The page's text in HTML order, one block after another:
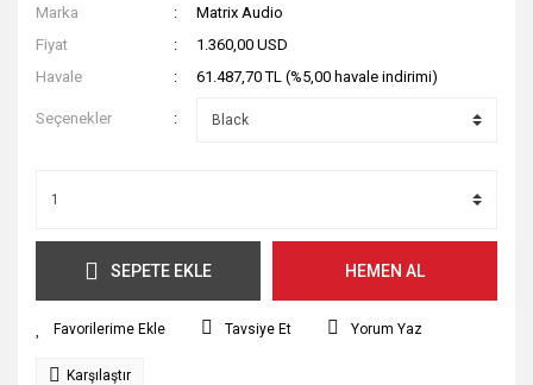
Marka
Matrix Audio
Fiyat
1.360,00 USD
Havale
61.487,70 TL (%5,00 havale indirimi)
Seçenekler
SEPETE EKLE HEMEN AL
Tavsiye Et Yorum Yaz
Karşılaştır